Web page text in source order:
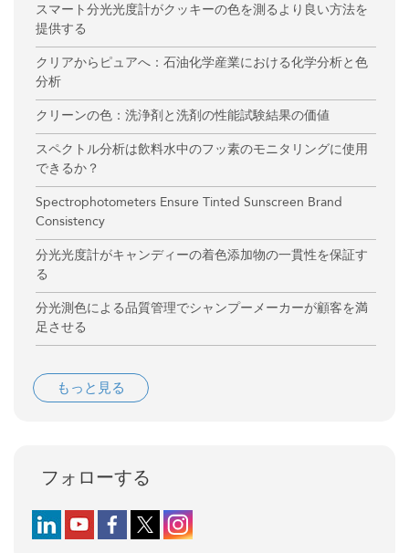
スマート分光光度計がクッキーの色を測るより良い方法を
提供する
クリアからピュアへ：石油化学産業における化学分析と色
分析
クリーンの色：洗浄剤と洗剤の性能試験結果の価値
スペクトル分析は飲料水中のフッ素のモニタリングに使用
できるか？
Spectrophotometers Ensure Tinted Sunscreen Brand
Consistency
分光光度計がキャンディーの着色添加物の一貫性を保証す
る
分光測色による品質管理でシャンプーメーカーが顧客を満
足させる
もっと見る
フォローする
Follow us on LinkedIn
Follow us on YouTube
Follow us on Facebook
Follow us on X (formerly Twitter)
Follow us on Instagram